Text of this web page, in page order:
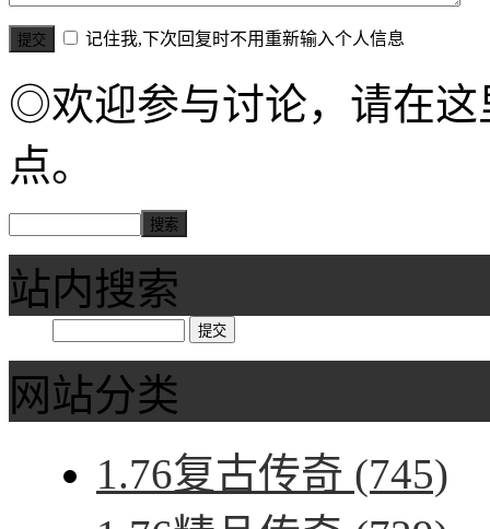
记住我,下次回复时不用重新输入个人信息
◎欢迎参与讨论，请在这
点。
站内搜索
网站分类
1.76复古传奇 (745)